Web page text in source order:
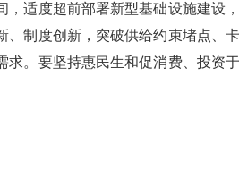
适度超前部署新型基础设施建设
制度创新，突破供给约束堵点、
。要坚持惠民生和促消费、投资